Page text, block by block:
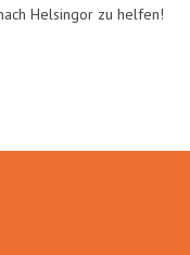
Helsingor zu helfen!